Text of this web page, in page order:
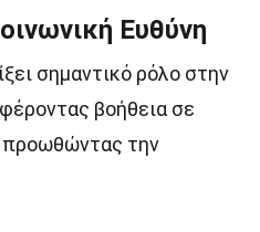
Ευθύνη
σημαντικό ρόλο στην
βοήθεια σε
προωθώντας την